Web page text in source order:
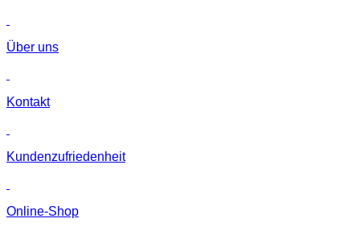
Über uns
Kontakt
Kunden­zufriedenheit
Online-Shop